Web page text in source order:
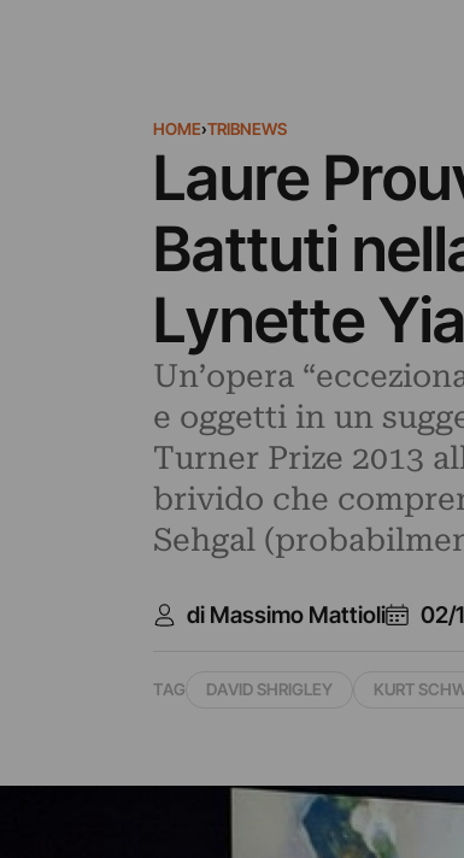
HOME›TRIBNEWS
Laure
Battuti
Lynette
Un’opera
e oggetti in un
Turner Prize 2013
brivido che
Sehgal
di Massimo Mattioli 02/
TAG DAVID SHRIGLEY KURT